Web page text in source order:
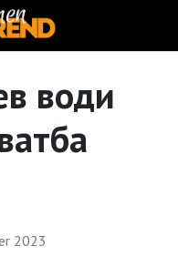
води
2023